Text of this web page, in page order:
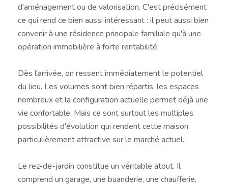
d'aménagement ou de valorisation. C'est précisément
ce qui rend ce bien aussi intéressant : il peut aussi bien
convenir à une résidence principale familiale qu'à une
opération immobilière à forte rentabilité.
Dès l'arrivée, on ressent immédiatement le potentiel
du lieu. Les volumes sont bien répartis, les espaces
nombreux et la configuration actuelle permet déjà une
vie confortable. Mais ce sont surtout les multiples
possibilités d'évolution qui rendent cette maison
particulièrement attractive sur le marché actuel.
Le rez-de-jardin constitue un véritable atout. Il
comprend un garage, une buanderie, une chaufferie,